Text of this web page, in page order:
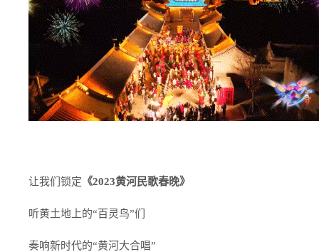
让我们锁定 《2023黄河民歌春晚》
听黄土地上的“百灵鸟”们
奏响新时代的“黄河大合唱”